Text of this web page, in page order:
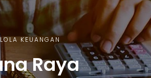
KEUANGAN
Raya